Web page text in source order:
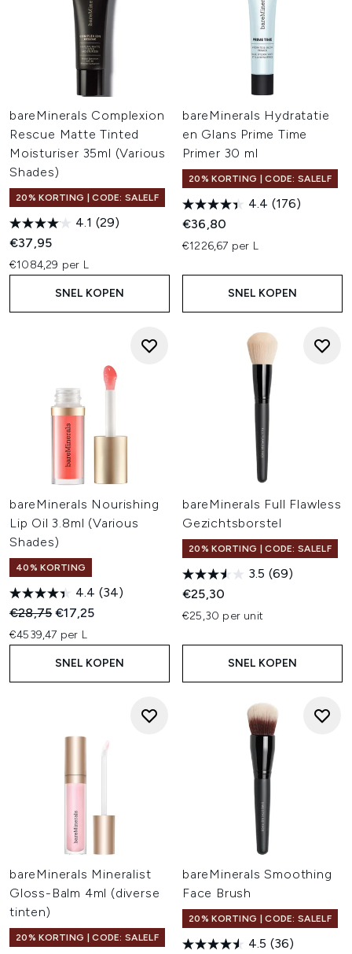
bareMinerals Complexion
Rescue Matte Tinted
Moisturiser 35ml (Various
Shades)
20% KORTING | CODE: SALELF
4.1 (29)
€37,95
€1084,29 per L
SNEL KOPEN
bareMinerals Hydratatie
en Glans Prime Time
Primer 30 ml
20% KORTING | CODE: SALELF
4.4 (176)
€36,80
€1226,67 per L
SNEL KOPEN
bareMinerals Nourishing
Lip Oil 3.8ml (Various
Shades)
40% KORTING
4.4 (34)
Recommended Retail Price:
€28,75Huidige prijs:
€17,25
€4539,47 per L
SNEL KOPEN
bareMinerals Full Flawless
Gezichtsborstel
20% KORTING | CODE: SALELF
3.5 (69)
€25,30
€25,30 per unit
SNEL KOPEN
bareMinerals Mineralist
Gloss-Balm 4ml (diverse
tinten)
20% KORTING | CODE: SALELF
bareMinerals Smoothing
Face Brush
20% KORTING | CODE: SALELF
4.5 (36)